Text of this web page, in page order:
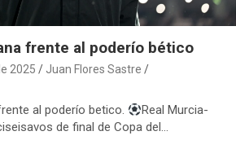
frente al poderío bético
2025
Juan Flores Sastre
al poderío betico.
Real Murcia-
de final de Copa del…